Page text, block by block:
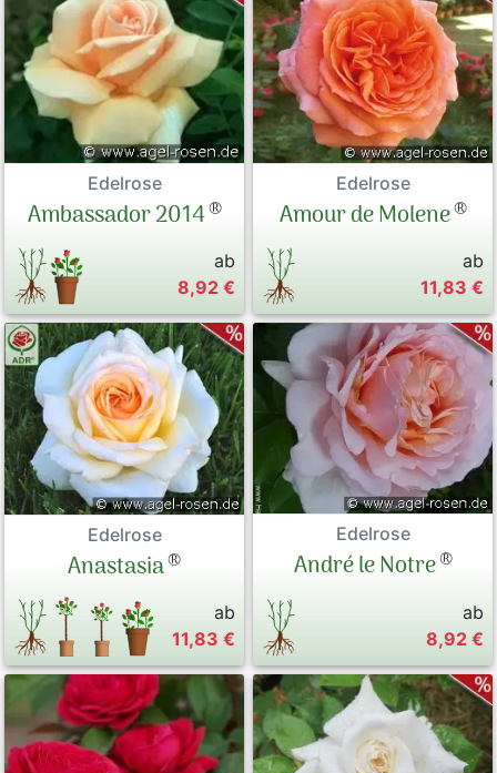
Edelrose
Ambassador 2014®
ab
8,92 €
Edelrose
Amour de Molene®
ab
11,83 €
Edelrose
Anastasia®
ab
11,83 €
Edelrose
André le Notre®
ab
8,92 €